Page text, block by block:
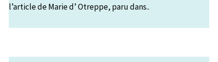
l’article de Marie d’ Otreppe, paru dans..